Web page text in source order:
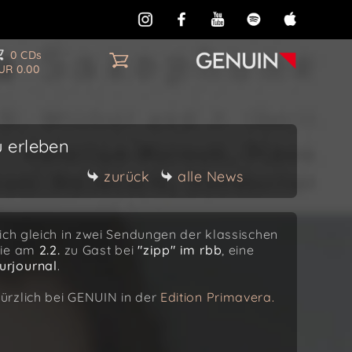
0 CDs
0.00
erleben
zurück alle News
gleich in zwei Sendungen der klassischen
am 2.2. zu Gast bei "zipp" im rbb, eine
.
bei GENUIN in der Edition Primavera.